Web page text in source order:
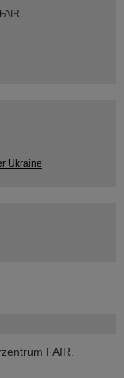
FAIR.
Ukraine